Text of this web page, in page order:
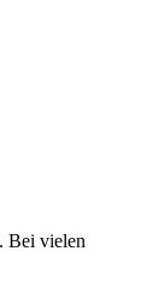
Bei vielen